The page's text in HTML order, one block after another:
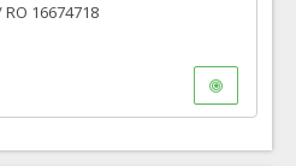
RO 16674718